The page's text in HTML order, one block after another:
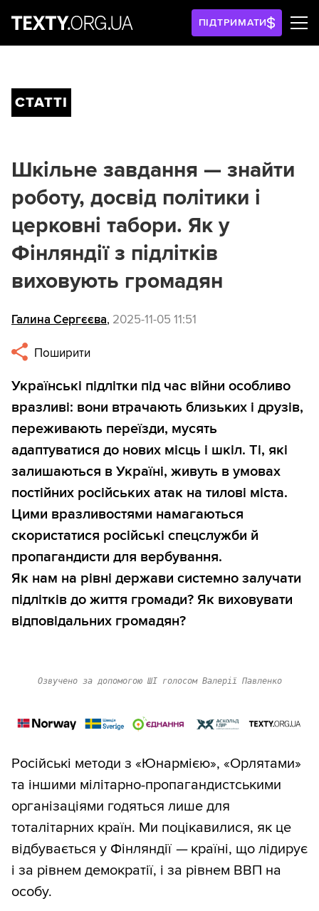
ПІДТРИМАТИ
СТАТТІ
Шкільне завдання — знайти
роботу, досвід політики і
церковні табори. Як у
Фінляндії з підлітків
виховують громадян
Галина Сергєєва, 2025-11-05 11:51
Поширити
Українські підлітки під час війни особливо
вразливі: вони втрачають близьких і друзів,
переживають переїзди, мусять
адаптуватися до нових місць і шкіл. Ті, які
залишаються в Україні, живуть в умовах
постійних російських атак на тилові міста.
Цими вразливостями намагаються
скористатися російські спецслужби й
пропагандисти для вербування.
Як нам на рівні держави системно залучати
підлітків до життя громади? Як виховувати
відповідальних громадян?
Озвучено за допомогою ШІ голосом Валерії Павленко
Російські методи з «Юнармією», «Орлятами»
та іншими мілітарно-пропагандистськими
організаціями годяться лише для
тоталітарних країн. Ми поцікавилися, як це
відбувається у Фінляндії —країні, що лідирує
і за рівнем демократії, і за рівнем ВВП на
особу.